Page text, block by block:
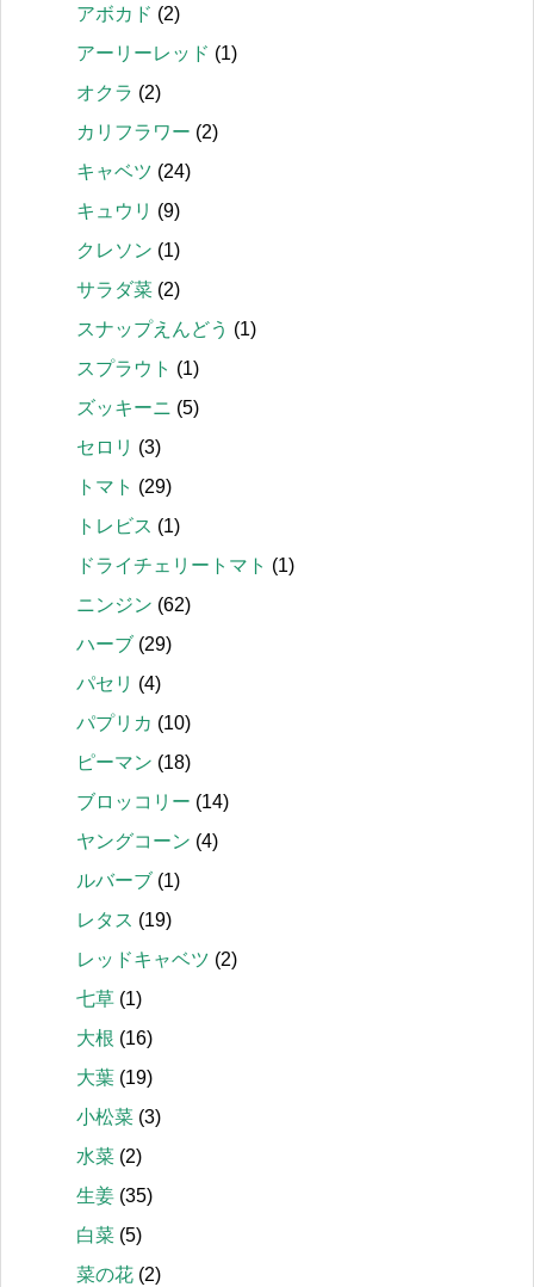
アボカド (2)
アーリーレッド (1)
オクラ (2)
カリフラワー (2)
キャベツ (24)
キュウリ (9)
クレソン (1)
サラダ菜 (2)
スナップえんどう (1)
スプラウト (1)
ズッキーニ (5)
セロリ (3)
トマト (29)
トレビス (1)
ドライチェリートマト (1)
ニンジン (62)
ハーブ (29)
パセリ (4)
パプリカ (10)
ピーマン (18)
ブロッコリー (14)
ヤングコーン (4)
ルバーブ (1)
レタス (19)
レッドキャベツ (2)
七草 (1)
大根 (16)
大葉 (19)
小松菜 (3)
水菜 (2)
生姜 (35)
白菜 (5)
菜の花 (2)